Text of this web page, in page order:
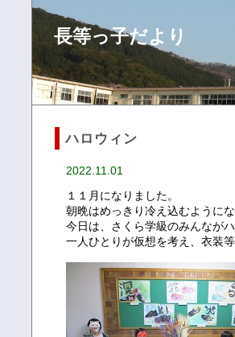
長等っ子だより
ハロウィン
2022.11.01
１１月になりました。
朝晩はめっきり冷え込むように
今日は、さくら学級のみんなが
一人ひとりが仮想を考え、衣装